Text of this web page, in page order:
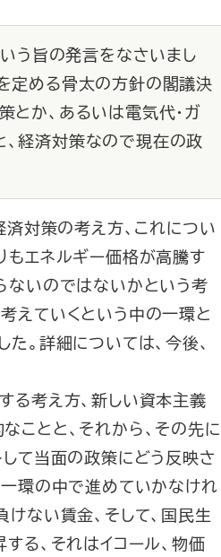
う旨の発言をなさいまし
定める骨太の方針の閣議決
とか、あるいは電気代・ガ
経済対策なので現在の政
済対策の考え方、これについ
もエネルギー価格が高騰す
ないのではないかという考
えていくという中の一環と
。詳細については、今後、
る考え方、新しい資本主義
ことと、それから、その先に
して当面の政策にどう反映さ
一環の中で進めていかなけれ
ない賃金、そして、国民生
る、それはイコール、物価